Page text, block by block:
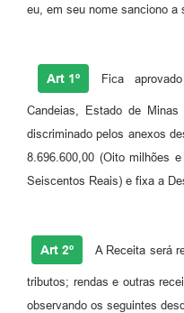
Vigilância em Saúde
Plano Diretor
Farmácia Municipal
REMUME
Carta de Serviços
Legislação
eu, em seu nome sanciono a
Art 1º Fica
Candeias, Estado de
discriminado pelos anexos
8.696.600,00 (Oito milhões
Seiscentos Reais) e fixa a
Art 2º A Receita será
tributos; rendas e outras
observando os seguintes